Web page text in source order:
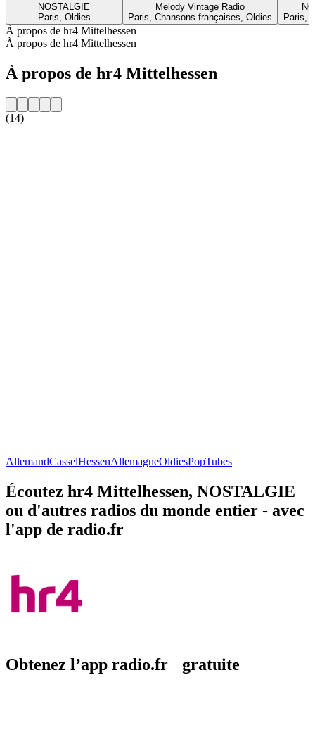
NOSTALGIE
Paris, Oldies
Melody Vintage Radio
Paris, Chansons françaises, Oldies
Paris,
À propos de hr4 Mittelhessen
À propos de hr4 Mittelhessen
À propos de hr4 Mittelhessen
(14)
AllemandCasselHessenAllemagneOldiesPopTubes
Écoutez hr4 Mittelhessen, NOSTALGIE
ou d'autres radios du monde entier - avec
l'app de radio.fr
Obtenez l’app radio.fr gratuite